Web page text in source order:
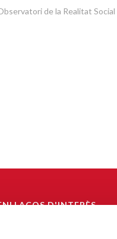
de la Realitat Social
D'INTERÈS